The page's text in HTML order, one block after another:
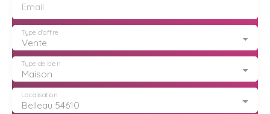
Email
Vente
Type d'offre
Maison
Type de bien
Belleau 54610
Localisation